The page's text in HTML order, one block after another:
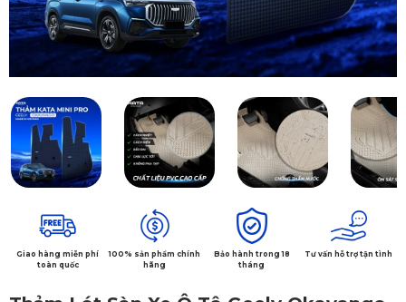
Giao hàng miễn phí
toàn quốc
100% sản phẩm chính
hãng
Bảo hành trong 18
tháng
Tư vấn hỗ trợ tận tình